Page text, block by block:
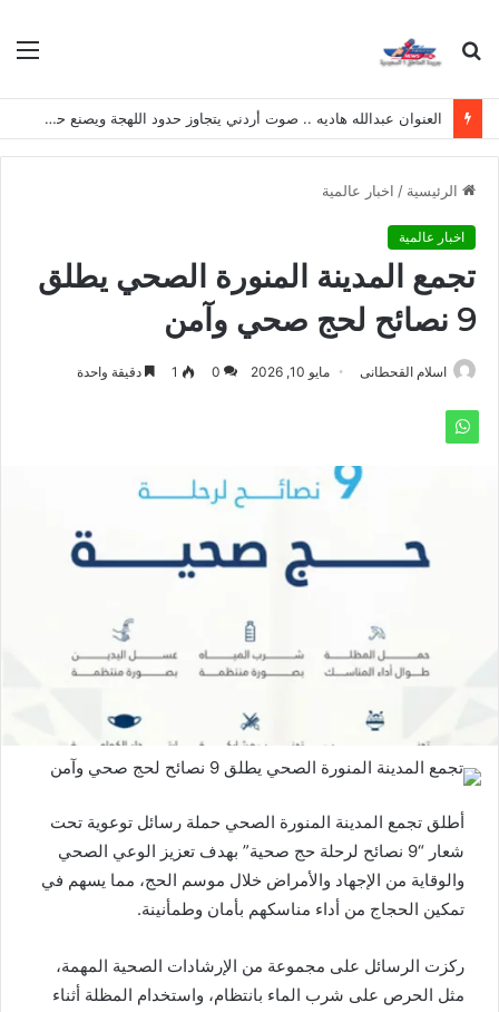
بحث
العنوان عبدالله هاديه .. صوت أردني يتجاوز حدود اللهجة ويصنع حضوره الخاص
الرئيسية / اخبار عالمية
اخبار عالمية
تجمع المدينة المنورة الصحي يطلق
9 نصائح لحج صحي وآمن
اسلام القحطانى مايو 10, 2026 0
1 دقيقة واحدة
أطلق تجمع المدينة المنورة الصحي حملة رسائل توعوية تحت
شعار “9 نصائح لرحلة حج صحية” بهدف تعزيز الوعي الصحي
والوقاية من الإجهاد والأمراض خلال موسم الحج، مما يسهم في
تمكين الحجاج من أداء مناسكهم بأمان وطمأنينة.
ركزت الرسائل على مجموعة من الإرشادات الصحية المهمة،
مثل الحرص على شرب الماء بانتظام، واستخدام المظلة أثناء